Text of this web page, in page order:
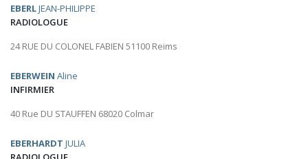
EBERLJEAN-PHILIPPE
RADIOLOGUE
24 RUE DU COLONEL FABIEN 51100 Reims
EBERWEIN Aline
INFIRMIER
40 Rue DU STAUFFEN 68020 Colmar
EBERHARDT JULIA